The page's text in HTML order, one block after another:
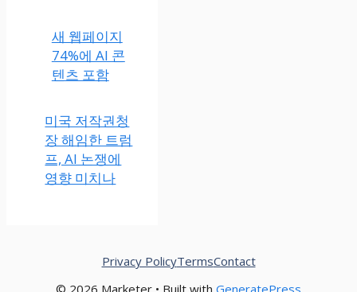
새 웹페이지
74%에 AI 콘
텐츠 포함
미국 저작권청
장 해임한 트럼
프, AI 논쟁에
영향 미치나
© 2026 Marketer • Built with GeneratePress
Privacy PolicyTermsContact